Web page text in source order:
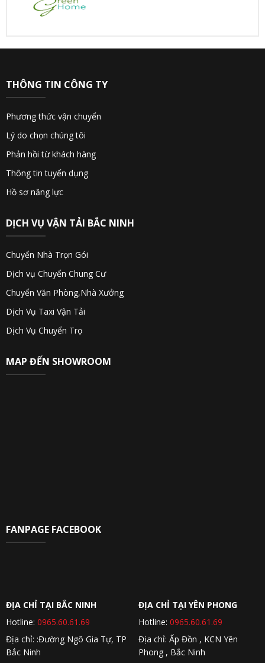
THÔNG TIN CÔNG TY
Phương thức vận chuyển
Lý do chọn chúng tôi
Phản hồi từ khách hàng
Thông tin tuyển dụng
Hồ sơ năng lực
DỊCH VỤ VẬN TẢI BẮC NINH
Chuyển Nhà Trọn Gói
Dịch vụ Chuyển Chung Cư
Chuyển Văn Phòng,Nhà Xưởng
Dịch Vụ Taxi Vận Tải
Dịch Vụ Chuyển Trọ
MAP ĐẾN SHOWROOM
FANPAGE FACEBOOK
ĐỊA CHỈ TẠI BẮC NINH
Hotline: 0965.60.61.69
Địa chỉ: :Đường Ngô Gia Tự, TP
Bắc Ninh
ĐỊA CHỈ TẠI YÊN PHONG
Hotline: 0965.60.61.69
Địa chỉ: Ấp Đồn , KCN Yên
Phong , Bắc Ninh